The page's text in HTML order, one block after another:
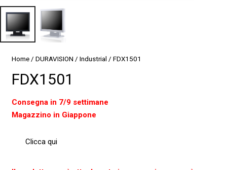
Home/ DURAVISION / Industrial / FDX1501
FDX1501
Consegna in 7/9 settimane
Magazzino in Giappone
Clicca qui